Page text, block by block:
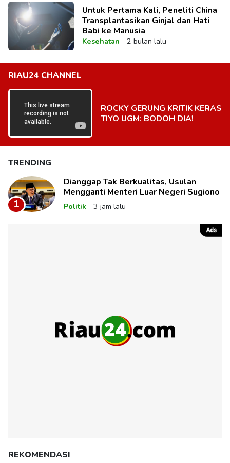
Untuk Pertama Kali, Peneliti China
Transplantasikan Ginjal dan Hati
Babi ke Manusia
Kesehatan - 2 bulan lalu
RIAU24 CHANNEL
ROCKY GERUNG KRITIK KERAS
TIYO UGM: BODOH DIA!
TRENDING
1
Dianggap Tak Berkualitas, Usulan
Mengganti Menteri Luar Negeri Sugiono
Politik - 3 jam lalu
REKOMENDASI